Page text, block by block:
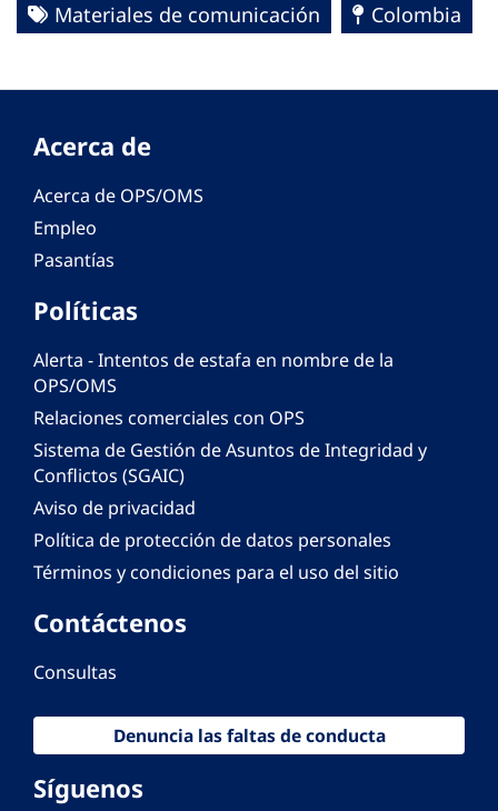
Materiales de comunicación
Colombia
Acerca de
Acerca de OPS/OMS
Empleo
Pasantías
Políticas
Alerta - Intentos de estafa en nombre de la
OPS/OMS
Relaciones comerciales con OPS
Sistema de Gestión de Asuntos de Integridad y
Conflictos (SGAIC)
Aviso de privacidad
Política de protección de datos personales
Términos y condiciones para el uso del sitio
Contáctenos
Consultas
Denuncia las faltas de conducta
Síguenos